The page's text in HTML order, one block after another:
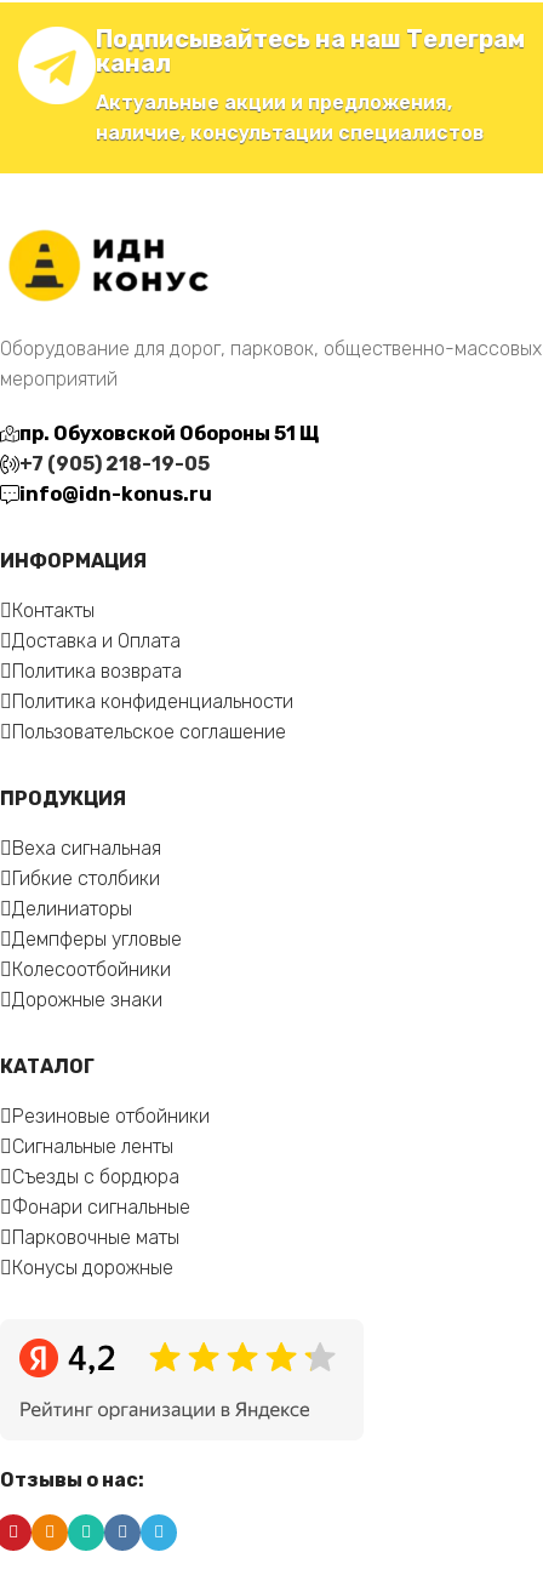
Подписывайтесь на наш Телеграм
канал
Актуальные акции и предложения,
наличие, консультации специалистов
Оборудование для дорог, парковок, общественно-массовых
мероприятий
пр. Обуховской Обороны 51 Щ
+7 (905) 218-19-05
info@idn-konus.ru
ИНФОРМАЦИЯ
Контакты
Доставка и Оплата
Политика возврата
Политика конфиденциальности
Пользовательское соглашение
ПРОДУКЦИЯ
Веха сигнальная
Гибкие столбики
Делиниаторы
Демпферы угловые
Колесоотбойники
Дорожные знаки
КАТАЛОГ
Резиновые отбойники
Сигнальные ленты
Съезды с бордюра
Фонари сигнальные
Парковочные маты
Конусы дорожные
Отзывы о нас: